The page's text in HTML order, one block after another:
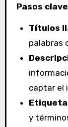
Pasos
Títulos
palabras
captar el
y